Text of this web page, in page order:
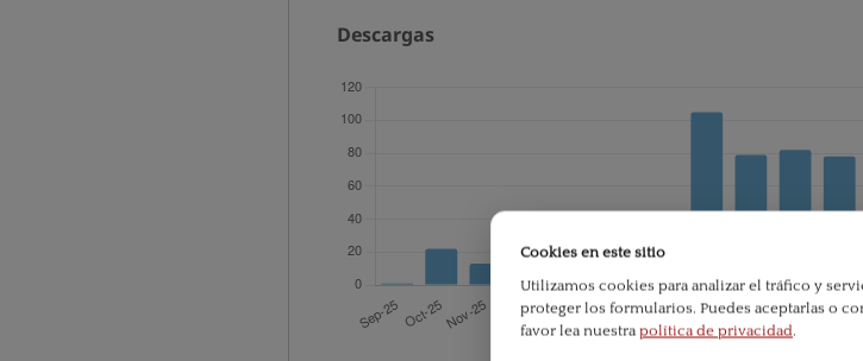
Descargas
Cookies en este sitio
Utilizamos cookies para analizar el tráfico y
proteger los formularios. Puedes aceptarlas o
favor lea nuestra política de privacidad.